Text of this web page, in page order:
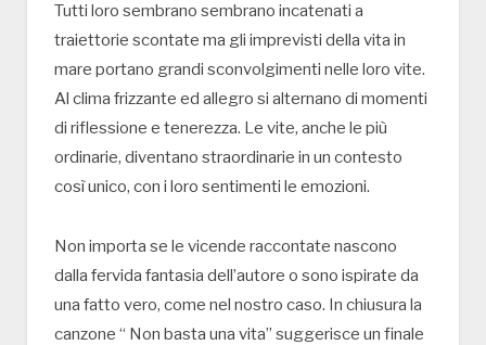
Tutti loro sembrano sembrano incatenati a
traiettorie scontate ma gli imprevisti della vita in
mare portano grandi sconvolgimenti nelle loro vite.
Al clima frizzante ed allegro si alternano di momenti
di riflessione e tenerezza. Le vite, anche le più
ordinarie, diventano straordinarie in un contesto
così unico, con i loro sentimenti le emozioni.
Non importa se le vicende raccontate nascono
dalla fervida fantasia dell’autore o sono ispirate da
una fatto vero, come nel nostro caso. In chiusura la
canzone “ Non basta una vita” suggerisce un finale